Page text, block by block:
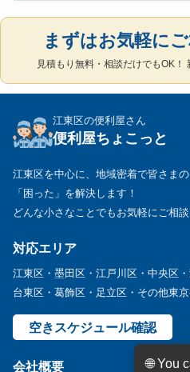
まずはお気軽に
見積もり無料・相談だけでもOK！
江東区の便利屋さん
便利屋ちょこっと
江東区を中心に、地域密着で皆さまの
「困った」を解決します！
どんな小さなことでもお気軽にご相談
対応エリア
江東区・墨田区・江戸川区・中央区
台東区・葛飾区・足立区・その他東
空きスケジュール確認
会社概要 🌐 You